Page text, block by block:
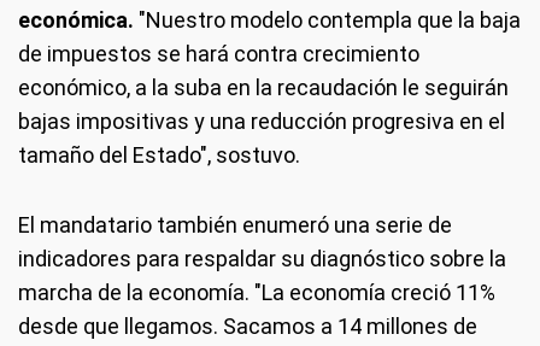
económica. "Nuestro modelo contempla que la baja
de impuestos se hará contra crecimiento
económico, a la suba en la recaudación le seguirán
bajas impositivas y una reducción progresiva en el
tamaño del Estado", sostuvo.
El mandatario también enumeró una serie de
indicadores para respaldar su diagnóstico sobre la
marcha de la economía. "La economía creció 11%
desde que llegamos. Sacamos a 14 millones de